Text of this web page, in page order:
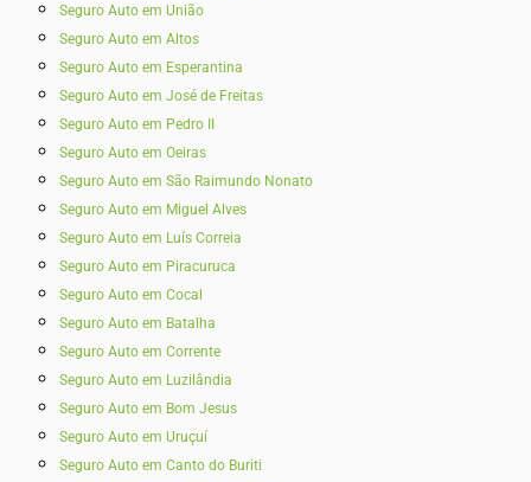
Seguro Auto em União
Seguro Auto em Altos
Seguro Auto em Esperantina
Seguro Auto em José de Freitas
Seguro Auto em Pedro II
Seguro Auto em Oeiras
Seguro Auto em São Raimundo Nonato
Seguro Auto em Miguel Alves
Seguro Auto em Luís Correia
Seguro Auto em Piracuruca
Seguro Auto em Cocal
Seguro Auto em Batalha
Seguro Auto em Corrente
Seguro Auto em Luzilândia
Seguro Auto em Bom Jesus
Seguro Auto em Uruçuí
Seguro Auto em Canto do Buriti